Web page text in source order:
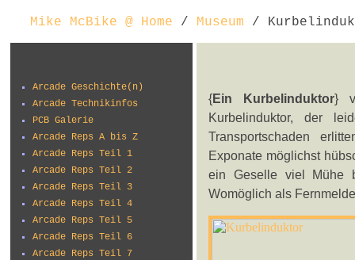
Mike McBike @ Home / Museum /
Arcade Geschichte(n)
Arcade Technikinfos
PCB Galerie
Arcade Reps A bis Z
Arcade Reps Teil 1
Arcade Reps Teil 2
Arcade Reps Teil 3
Arcade Reps Teil 4
Arcade Reps Teil 5
Arcade Reps Teil 6
Arcade Reps Teil 7
{Ein Kurbelinduktor}
Kurbelinduktor, der
Transportschaden
Exponate möglichst
ein Geselle viel Mühe
Womöglich als